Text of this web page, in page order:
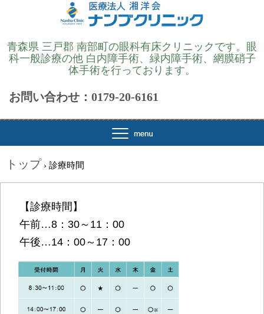
青森県 三戸郡 南部町の眼科有床クリニックです。眼
科一般診療の他 白内障手術、緑内障手術、網膜硝子
体手術を行っております。
お問い合わせ：0179-20-6161
トップ › 診療時間
【診療時間】
午前…8：30～11：00
午後…14：00～17：00